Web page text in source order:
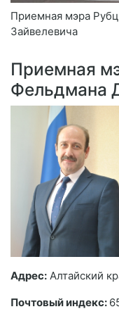
Приемная мэра
Зайвелевича
Приемная
Фельдмана
Адрес: Алтайский
Почтовый индекс: